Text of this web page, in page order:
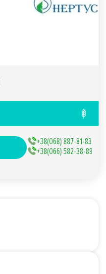
+38(068) 887-81-83
+38(066) 582-38-89